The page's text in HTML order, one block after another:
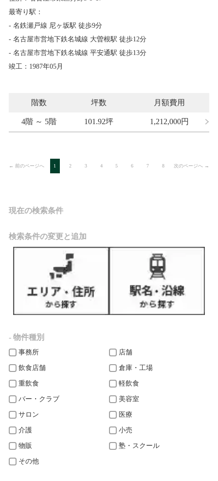
現在の検索条件
検索条件の変更と追加
- 物件種別
事務所 店舗
飲食店舗 倉庫・工場
重飲食 軽飲食
バー・クラブ 美容室
サロン 医療
介護 小売
物販 塾・スクール
その他
最寄り駅：
- 名鉄瀬戸線 尼ヶ坂駅 徒歩9分
- 名古屋市営地下鉄名城線 大曽根駅 徒歩12分
- 名古屋市営地下鉄名城線 平安通駅 徒歩13分
竣工：1987年05月
階数 坪数 月額費用
4階 ～ 5階 101.92坪 1,212,000円
← 前のページへ 1 2 3 4 5 6 7 8 次のページへ →